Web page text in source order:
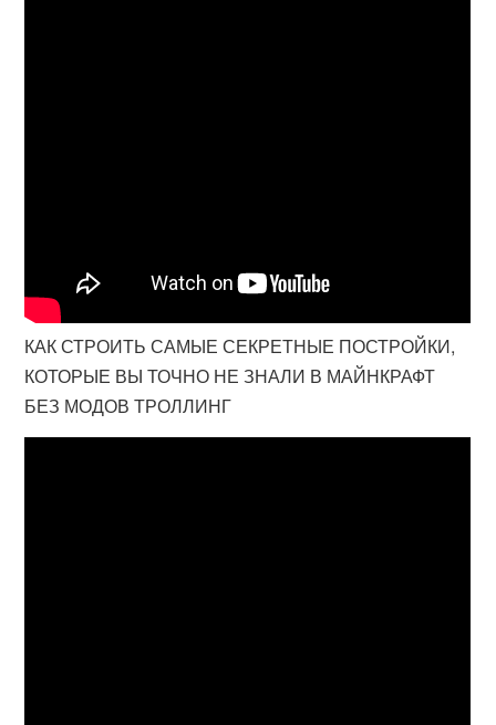
КАК СТРОИТЬ САМЫЕ СЕКРЕТНЫЕ ПОСТРОЙКИ,
КОТОРЫЕ ВЫ ТОЧНО НЕ ЗНАЛИ В МАЙНКРАФТ
БЕЗ МОДОВ ТРОЛЛИНГ